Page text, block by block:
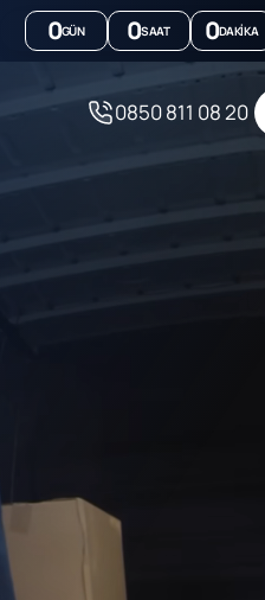
0GÜN 0SAAT 0DAKIKA
0850 811 08 20